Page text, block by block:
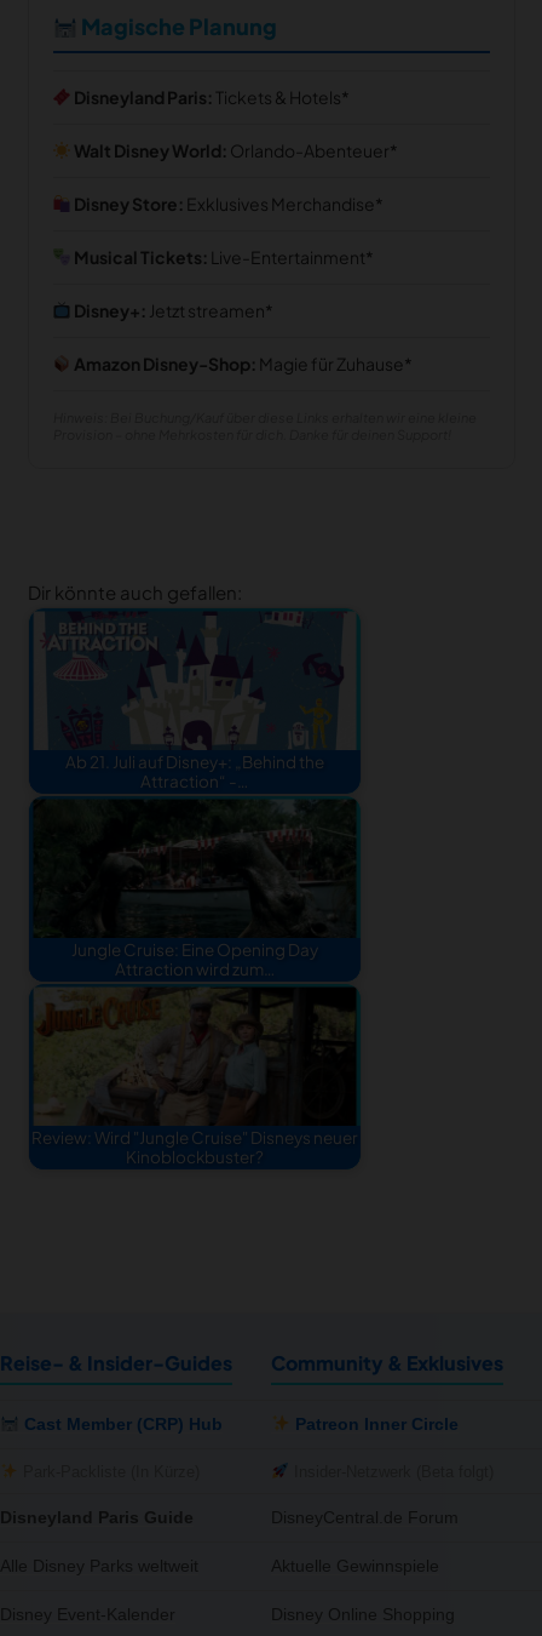
Magische Planung
Disneyland Paris: Tickets & Hotels
Walt Disney World: Orlando-Abenteuer
Disney Store: Exklusives Merchandise
Musical Tickets: Live-Entertainment
Disney+: Jetzt streamen
Amazon Disney-Shop: Magie für Zuhause
Dir könnte auch gefallen:
Ab 21. Juli auf Disney+: „Behind the
Attraction“ -…
Jungle Cruise: Eine Opening Day
Attraction wird zum…
Review: Wird "Jungle Cruise" Disneys neuer
Kinoblockbuster?
Reise- & Insider-Guides
Cast Member (CRP) Hub
Disneyland Paris Guide
Alle Disney Parks weltweit
Disney Event-Kalender
Community & Exklusives
Patreon Inner Circle
DisneyCentral.de Forum
Aktuelle Gewinnspiele
Disney Online Shopping